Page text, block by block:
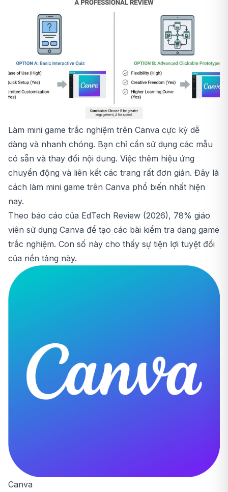
Làm mini game trắc nghiệm trên Canva cực kỳ dễ
dàng và nhanh chóng. Bạn chỉ cần sử dụng các mẫu
có sẵn và thay đổi nội dung. Việc thêm hiệu ứng
chuyển động và liên kết các trang rất đơn giản. Đây là
cách làm mini game trên Canva phổ biến nhất hiện
nay.
Theo báo cáo của EdTech Review (2026), 78% giáo
viên sử dụng Canva để tạo các bài kiểm tra dạng game
trắc nghiệm. Con số này cho thấy sự tiện lợi tuyệt đối
của nền tảng này.
Canva